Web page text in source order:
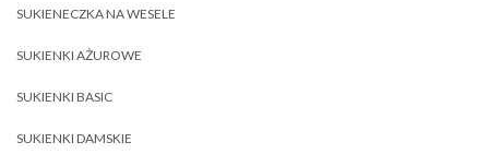
SUKIENECZKA NA WESELE
SUKIENKI AŻUROWE
SUKIENKI BASIC
SUKIENKI DAMSKIE